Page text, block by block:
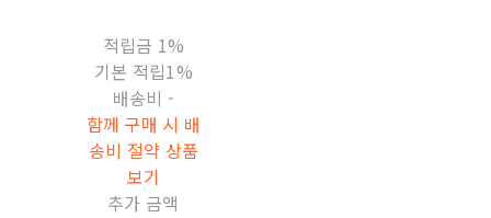
적립금 1%
기본 적립1%
배송비 -
함께 구매 시 배
송비 절약 상품
보기
추가 금액